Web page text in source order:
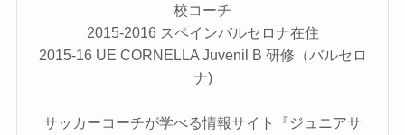
校コーチ
2015-2016 スペインバルセロナ在住
2015-16 UE CORNELLA Juvenil B 研修（バルセロ
ナ)
サッカーコーチが学べる情報サイト『ジュニアサ